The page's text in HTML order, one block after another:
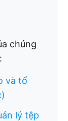
chúng
và tổ
lý tệp